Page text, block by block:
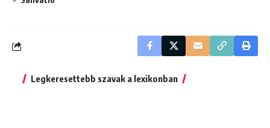
Legkeresettebb szavak a lexikonban